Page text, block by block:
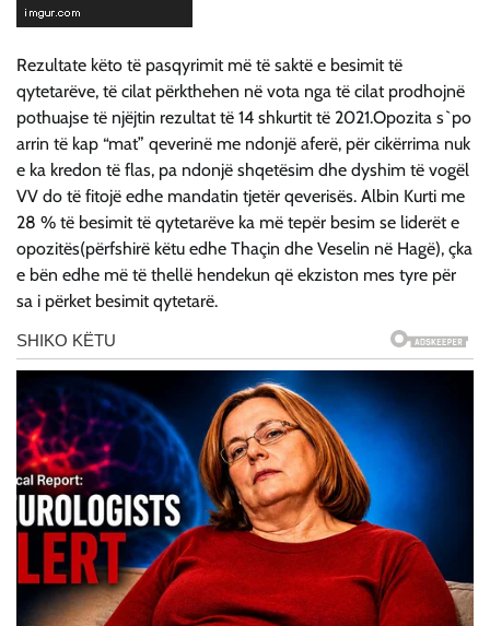
Rezultate këto të pasqyrimit më të saktë e besimit të
qytetarëve, të cilat përkthehen në vota nga të cilat prodhojnë
pothuajse të njëjtin rezultat të 14 shkurtit të 2021.Opozita s`po
arrin të kap “mat” qeverinë me ndonjë aferë, për cikërrima nuk
e ka kredon të flas, pa ndonjë shqetësim dhe dyshim të vogël
VV do të fitojë edhe mandatin tjetër qeverisës. Albin Kurti me
28 % të besimit të qytetarëve ka më tepër besim se liderët e
opozitës(përfshirë këtu edhe Thaçin dhe Veselin në Hagë), çka
e bën edhe më të thellë hendekun që ekziston mes tyre për
sa i përket besimit qytetarë.